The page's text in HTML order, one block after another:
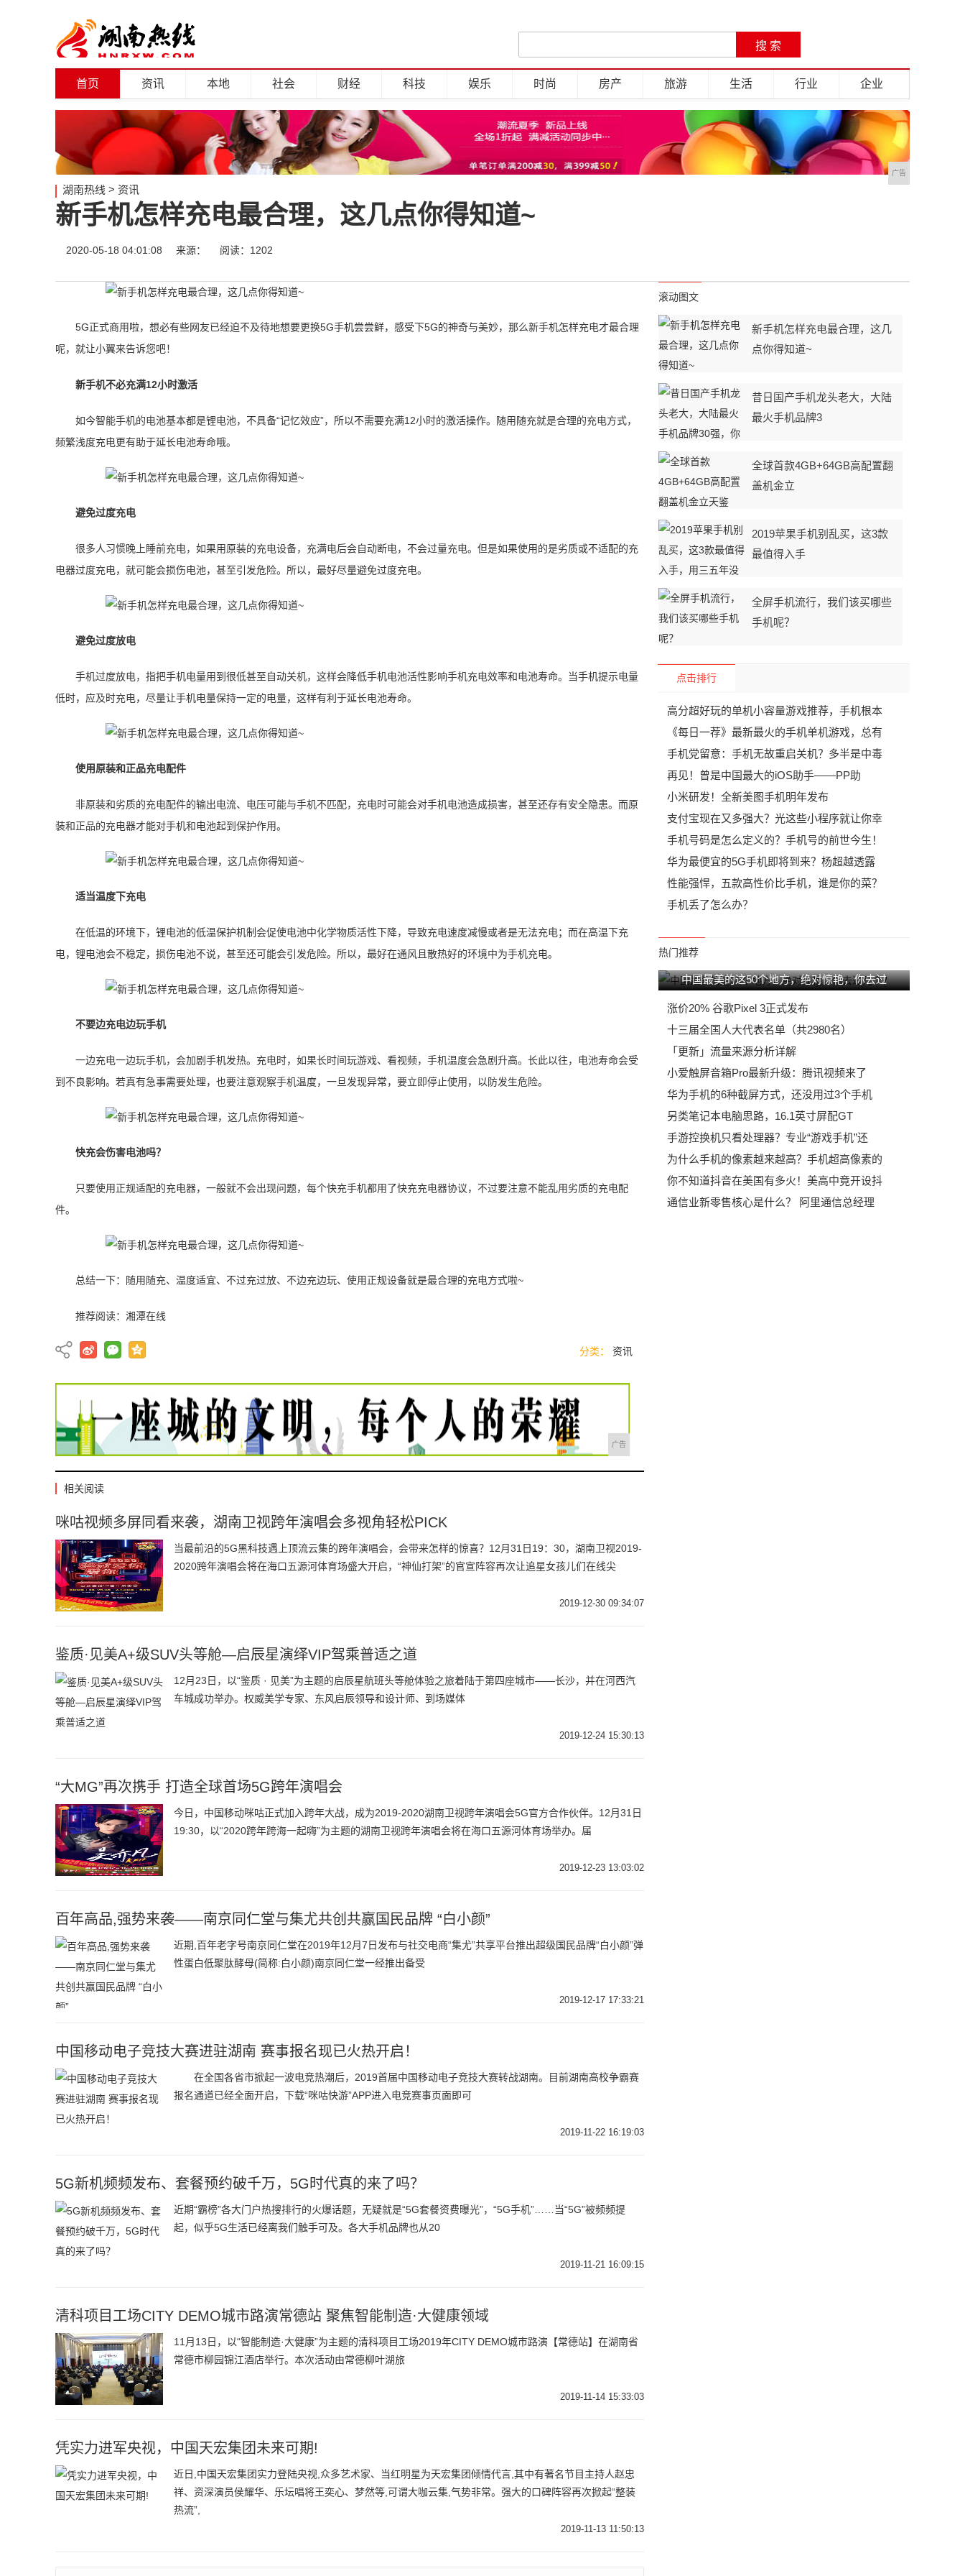
首页 资讯 本地 社会 财经 科技 娱乐 时尚 房产 旅游 生活 行业 企业
广告
湖南热线 > 资讯
新手机怎样充电最合理，这几点你得知道~
2020-05-18 04:01:08 来源： 阅读：1202
5G正式商用啦，想必有些网友已经迫不及待地想要更换5G手机尝尝鲜，感受下5G的神奇与美妙，那么新手机怎样充电才最合理
呢，就让小翼来告诉您吧！
新手机不必充满12小时激活
如今智能手机的电池基本都是锂电池，不具备“记忆效应”，所以不需要充满12小时的激活操作。随用随充就是合理的充电方式，
频繁浅度充电更有助于延长电池寿命哦。
避免过度充电
很多人习惯晚上睡前充电，如果用原装的充电设备，充满电后会自动断电，不会过量充电。但是如果使用的是劣质或不适配的充
电器过度充电，就可能会损伤电池，甚至引发危险。所以，最好尽量避免过度充电。
避免过度放电
手机过度放电，指把手机电量用到很低甚至自动关机，这样会降低手机电池活性影响手机充电效率和电池寿命。当手机提示电量
低时，应及时充电，尽量让手机电量保持一定的电量，这样有利于延长电池寿命。
使用原装和正品充电配件
非原装和劣质的充电配件的输出电流、电压可能与手机不匹配，充电时可能会对手机电池造成损害，甚至还存有安全隐患。而原
装和正品的充电器才能对手机和电池起到保护作用。
适当温度下充电
在低温的环境下，锂电池的低温保护机制会促使电池中化学物质活性下降，导致充电速度减慢或者是无法充电；而在高温下充
电，锂电池会不稳定，损伤电池不说，甚至还可能会引发危险。所以，最好在通风且散热好的环境中为手机充电。
不要边充电边玩手机
一边充电一边玩手机，会加剧手机发热。充电时，如果长时间玩游戏、看视频，手机温度会急剧升高。长此以往，电池寿命会受
到不良影响。若真有急事需要处理，也要注意观察手机温度，一旦发现异常，要立即停止使用，以防发生危险。
快充会伤害电池吗？
只要使用正规适配的充电器，一般就不会出现问题，每个快充手机都用了快充充电器协议，不过要注意不能乱用劣质的充电配
件。
总结一下：随用随充、温度适宜、不过充过放、不边充边玩、使用正规设备就是最合理的充电方式啦~
推荐阅读： 湘潭在线
分类： 资讯
广告
相关阅读
咪咕视频多屏同看来袭，湖南卫视跨年演唱会多视角轻松PICK
当最前沿的5G黑科技遇上顶流云集的跨年演唱会，会带来怎样的惊喜？12月31日19：30，湖南卫视2019-
2020跨年演唱会将在海口五源河体育场盛大开启，“神仙打架”的官宣阵容再次让追星女孩儿们在线尖
2019-12-30 09:34:07
鉴质·见美A+级SUV头等舱—启辰星演绎VIP驾乘普适之道
12月23日，以“鉴质 · 见美”为主题的启辰星航班头等舱体验之旅着陆于第四座城市——长沙，并在河西汽
车城成功举办。权威美学专家、东风启辰领导和设计师、到场媒体
2019-12-24 15:30:13
“大MG”再次携手 打造全球首场5G跨年演唱会
今日，中国移动咪咕正式加入跨年大战，成为2019-2020湖南卫视跨年演唱会5G官方合作伙伴。12月31日
19:30，以“2020跨年跨海一起嗨”为主题的湖南卫视跨年演唱会将在海口五源河体育场举办。届
2019-12-23 13:03:02
百年高品,强势来袭——南京同仁堂与集尤共创共赢国民品牌 “白小颜”
近期,百年老字号南京同仁堂在2019年12月7日发布与社交电商“集尤”共享平台推出超级国民品牌“白小颜”弹
性蛋白低聚肽酵母(简称:白小颜)南京同仁堂一经推出备受
2019-12-17 17:33:21
中国移动电子竞技大赛进驻湖南 赛事报名现已火热开启！
在全国各省市掀起一波电竞热潮后，2019首届中国移动电子竞技大赛转战湖南。目前湖南高校争霸赛
报名通道已经全面开启，下载“咪咕快游”APP进入电竞赛事页面即可
2019-11-22 16:19:03
5G新机频频发布、套餐预约破千万，5G时代真的来了吗？
近期“霸榜”各大门户热搜排行的火爆话题，无疑就是“5G套餐资费曝光”，“5G手机”……当“5G”被频频提
起，似乎5G生活已经离我们触手可及。各大手机品牌也从20
2019-11-21 16:09:15
清科项目工场CITY DEMO城市路演常德站 聚焦智能制造·大健康领域
11月13日，以“智能制造·大健康”为主题的清科项目工场2019年CITY DEMO城市路演【常德站】在湖南省
常德市柳园锦江酒店举行。本次活动由常德柳叶湖旅
2019-11-14 15:33:03
凭实力进军央视，中国天宏集团未来可期!
近日,中国天宏集团实力登陆央视,众多艺术家、当红明星为天宏集团倾情代言,其中有著名节目主持人赵忠
祥、资深演员侯耀华、乐坛唱将王奕心、梦然等,可谓大咖云集,气势非常。强大的口碑阵容再次掀起“整装
热流”,
2019-11-13 11:50:13
滚动图文
新手机怎样充电最合理，这几
点你得知道~
昔日国产手机龙头老大，大陆
最火手机品牌3
全球首款4GB+64GB高配置翻
盖机金立
2019苹果手机别乱买，这3款
最值得入手
全屏手机流行，我们该买哪些
手机呢？
点击排行
高分超好玩的单机小容量游戏推荐，手机根本
《每日一荐》最新最火的手机单机游戏，总有
手机党留意：手机无故重启关机？多半是中毒
再见！曾是中国最大的iOS助手——PP助
小米研发！全新美图手机明年发布
支付宝现在又多强大？光这些小程序就让你幸
手机号码是怎么定义的？手机号的前世今生！
华为最便宜的5G手机即将到来？杨超越透露
性能强悍，五款高性价比手机，谁是你的菜？
手机丢了怎么办？
热门推荐
中国最美的这50个地方，绝对惊艳，你去过
涨价20% 谷歌Pixel 3正式发布
十三届全国人大代表名单（共2980名）
「更新」流量来源分析详解
小爱触屏音箱Pro最新升级：腾讯视频来了
华为手机的6种截屏方式，还没用过3个手机
另类笔记本电脑思路，16.1英寸屏配GT
手游控换机只看处理器？专业“游戏手机”还
为什么手机的像素越来越高？手机超高像素的
你不知道抖音在美国有多火！美高中竟开设抖
通信业新零售核心是什么？ 阿里通信总经理